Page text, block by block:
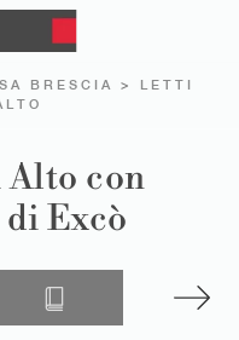
BRESCIA > LETTI
con
Excò